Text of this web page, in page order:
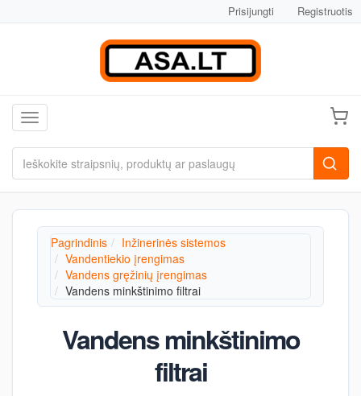
Prisijungti Registruotis
Toggle navigation
Pagrindinis
Inžinerinės sistemos
Vandentiekio įrengimas
Vandens gręžinių įrengimas
Vandens minkštinimo filtrai
Vandens minkštinimo
filtrai